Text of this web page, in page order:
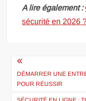
A lire également :
sécurité en 2026
Navigation
de
l’article
DÉMARRER UNE
POUR RÉUSSIR